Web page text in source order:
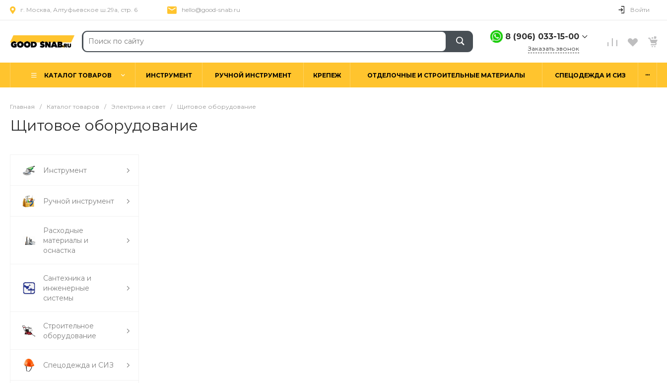
г. Москва, Алтуфьевское ш.29а, стр. 6 hello@good-snab.ru Войти
8 (906) 033-15-00
г. Москва,
Заказать звонок
КАТАЛОГ ТОВАРОВ ИНСТРУМЕНТ РУЧНОЙ ИНСТРУМЕНТ КРЕПЕЖ ОТДЕЛОЧНЫЕ И СТРОИТЕЛЬНЫЕ МАТЕРИАЛЫ СПЕЦОДЕЖДА И СИЗ ...
Главная / Каталог товаров / Электрика и свет / Щитовое оборудование
Щитовое оборудование
Инструмент
Ручной инструмент
Расходные
материалы и
оснастка
Сантехника и
инженерные
системы
Строительное
оборудование
Спецодежда и СИЗ